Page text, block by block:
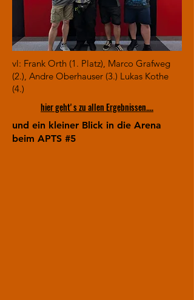
vl: Frank Orth (1. Platz), Marco Grafweg
(2.), Andre Oberhauser (3.) Lukas Kothe
(4.)
hier geht' s zu allen Ergebnissen....
und ein kleiner Blick in die Arena
beim APTS #5